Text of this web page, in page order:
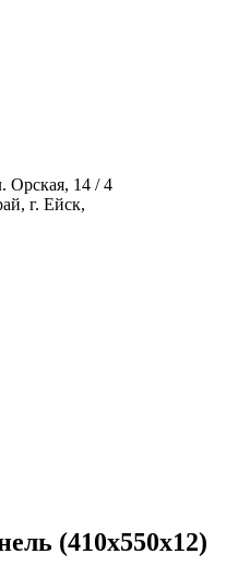
Орская, 14 / 4
г. Ейск,
(410х550х12)